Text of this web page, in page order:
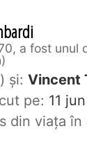
a fost unul
și: Vincent
pe: 11
din viaţa în